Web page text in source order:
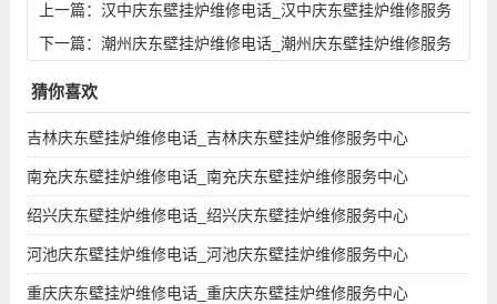
上一篇： 汉中庆东壁挂炉维修电话_汉中庆东壁挂炉维修服务
中心地址号码查询
下一篇： 潮州庆东壁挂炉维修电话_潮州庆东壁挂炉维修服务
猜你喜欢
吉林庆东壁挂炉维修电话_吉林庆东壁挂炉维修服务中心
南充庆东壁挂炉维修电话_南充庆东壁挂炉维修服务中心
绍兴庆东壁挂炉维修电话_绍兴庆东壁挂炉维修服务中心
河池庆东壁挂炉维修电话_河池庆东壁挂炉维修服务中心
重庆庆东壁挂炉维修电话_重庆庆东壁挂炉维修服务中心